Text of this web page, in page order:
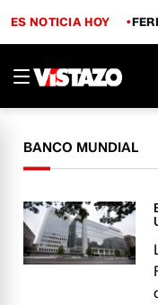
ES NOTICIA HOY
BANCO MUNDIAL